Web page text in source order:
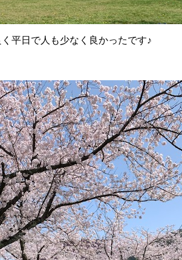
平日で人も少なく良かったです♪